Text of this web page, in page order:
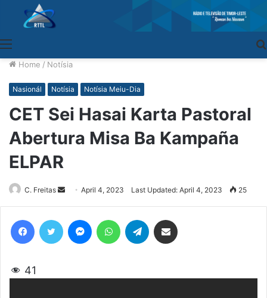
Home / Notísia
Nasionál Notísia Notísia Meiu-Dia
CET Sei Hasai Karta Pastoral
Abertura Misa Ba Kampaña
ELPAR
C. Freitas
Send
an
email
April 4, 2023 Last Updated: April 4, 2023 25
41